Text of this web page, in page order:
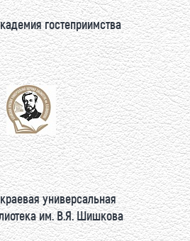
гостеприимства
универсальная
им. В.Я. Шишкова